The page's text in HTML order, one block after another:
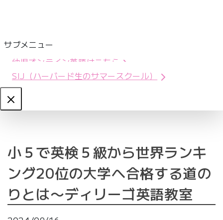
サブメニュー
幼児オンライン英語はこちら
SIJ（ハーバード生のサマースクール）
Close
小５で英検５級から世界ランキ
ング20位の大学へ合格する道の
りとは〜ディリーゴ英語教室